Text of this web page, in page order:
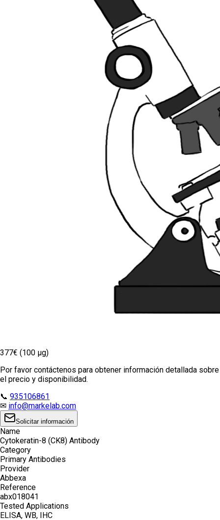
377€ (100 µg)
Por favor contáctenos para obtener información detallada sobre
el precio y disponibilidad.
📞 935106861
✉ info@markelab.com
Solicitar información
Name
Cytokeratin-8 (CK8) Antibody
Category
Primary Antibodies
Provider
Abbexa
Reference
abx018041
Tested Applications
ELISA, WB, IHC